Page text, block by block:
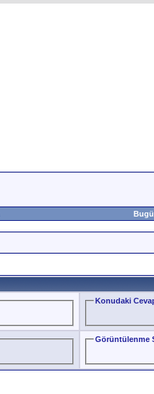
Konudaki
Görüntülenme